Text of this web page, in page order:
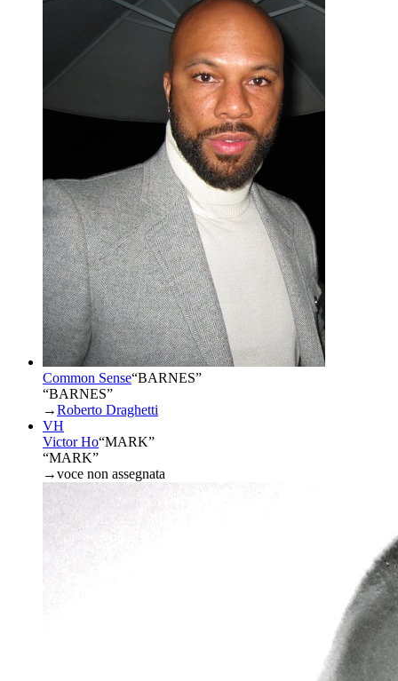
Common Sense“BARNES”
“BARNES”
→Roberto Draghetti
VH
Victor Ho“MARK”
“MARK”
→voce non assegnata